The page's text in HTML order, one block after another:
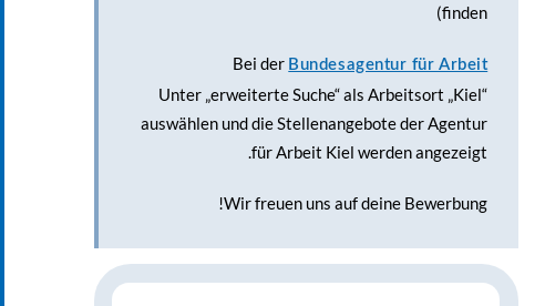
finden)
Bei der Bundesagentur für Arbeit
Unter „erweiterte Suche“ als Arbeitsort „Kiel“
auswählen und die Stellenangebote der Agentur
für Arbeit Kiel werden angezeigt.
Wir freuen uns auf deine Bewerbung!